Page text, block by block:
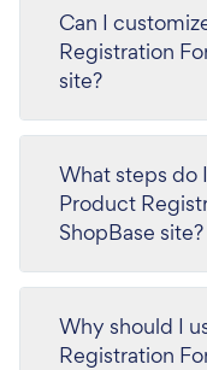
Can I
Registration Form app on my
site?
What steps do
Product
ShopBase site?
Why should I